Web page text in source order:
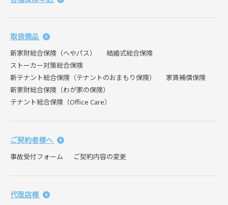
取扱商品
新家財総合保険（へやパス）
結婚式総合保険
ストーカー対策総合保険
新テナント総合保険（テナントのおまもり保険）
家賃補償保険
新家財総合保険（わが家の保険）
テナント総合保険（Office Care）
ご契約者様へ
事故受付フォーム ご契約内容の変更
代理店様